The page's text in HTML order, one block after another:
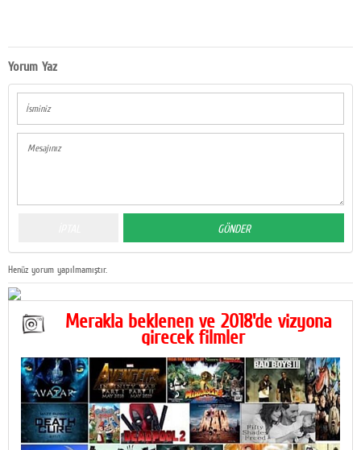
Yorum Yaz
Henüz yorum yapılmamıştır.
Merakla beklenen ve 2018'de vizyona
girecek filmler